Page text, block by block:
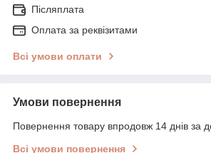
Післяплата
Оплата за реквізитами
Всі умови оплати
Умови повернення
Повернення товару впродовж 14 днів за
Всі умови повернення